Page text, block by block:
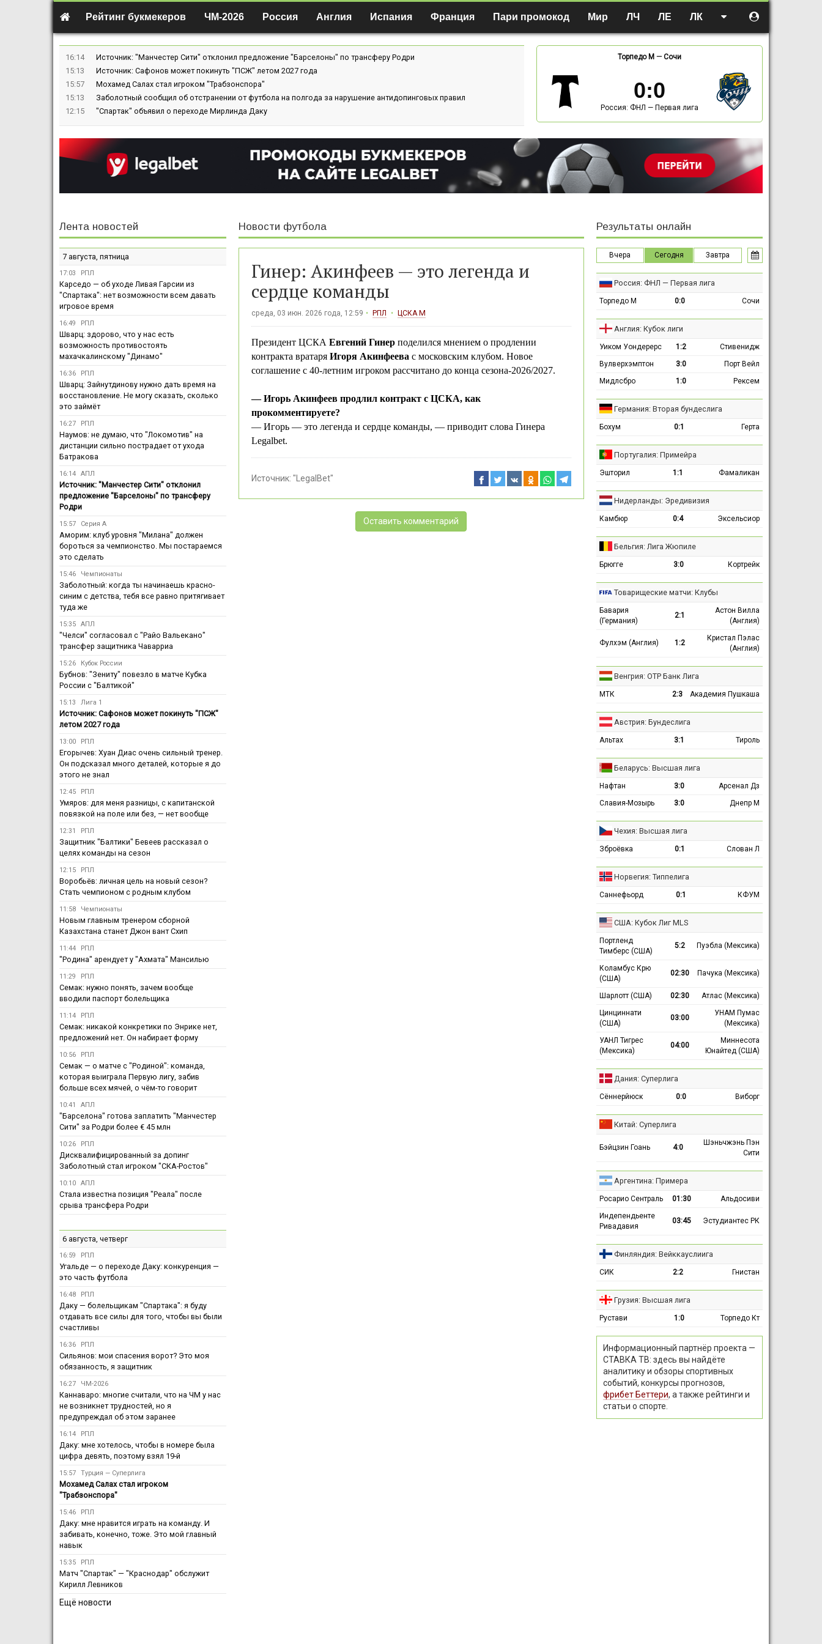
Рейтинг букмекеров ЧМ-2026 Россия Англия Испания Франция Пари промокод Мир ЛЧ ЛЕ ЛК
16:14
Источник: "Манчестер Сити" отклонил предложение "Барселоны" по трансферу Родри
15:13
Источник: Сафонов может покинуть "ПСЖ" летом 2027 года
15:57
Мохамед Салах стал игроком "Трабзонспора"
15:13
Заболотный сообщил об отстранении от футбола на полгода за нарушение антидопинговых правил
12:15
"Спартак" объявил о переходе Мирлинда Даку
Торпедо М — Сочи
0:0
Россия: ФНЛ — Первая лига
Новости футбола
Гинер: Акинфеев — это легенда и
сердце команды
среда, 03 июн. 2026 года, 12:59 РПЛ ЦСКА М
Президент ЦСКА Евгений Гинерподелился мнением о продлении
контракта вратаряИгоря Акинфеева с московским клубом. Новое
соглашение с 40-летним игроком рассчитано до конца сезона-2026/2027.
— Игорь Акинфеев продлил контракт с ЦСКА, как
прокомментируете?
— Игорь — это легенда и сердце команды, — приводит слова Гинера
Legalbet.
Источник: "LegalBet"
Оставить комментарий
Лента новостей
7 августа, пятница
17:03 РПЛ
Карседо — об уходе Ливая Гарсии из
"Спартака": нет возможности всем давать
игровое время
16:49 РПЛ
Шварц: здорово, что у нас есть
возможность противостоять
махачкалинскому "Динамо"
16:36 РПЛ
Шварц: Зайнутдинову нужно дать время на
восстановление. Не могу сказать, сколько
это займёт
16:27 РПЛ
Наумов: не думаю, что "Локомотив" на
дистанции сильно пострадает от ухода
Батракова
16:14 АПЛ
Источник: "Манчестер Сити" отклонил
предложение "Барселоны" по трансферу
Родри
15:57 Серия А
Аморим: клуб уровня "Милана" должен
бороться за чемпионство. Мы постараемся
это сделать
15:46 Чемпионаты
Заболотный: когда ты начинаешь красно-
синим с детства, тебя все равно притягивает
туда же
15:35 АПЛ
"Челси" согласовал с "Райо Вальекано"
трансфер защитника Чаварриа
15:26 Кубок России
Бубнов: "Зениту" повезло в матче Кубка
России с "Балтикой"
15:13 Лига 1
Источник: Сафонов может покинуть "ПСЖ"
летом 2027 года
13:00 РПЛ
Егорычев: Хуан Диас очень сильный тренер.
Он подсказал много деталей, которые я до
этого не знал
12:45 РПЛ
Умяров: для меня разницы, с капитанской
повязкой на поле или без, — нет вообще
12:31 РПЛ
Защитник "Балтики" Бевеев рассказал о
целях команды на сезон
12:15 РПЛ
Воробьёв: личная цель на новый сезон?
Стать чемпионом с родным клубом
11:58 Чемпионаты
Новым главным тренером сборной
Казахстана станет Джон вант Схип
11:44 РПЛ
"Родина" арендует у "Ахмата" Мансилью
11:29 РПЛ
Семак: нужно понять, зачем вообще
вводили паспорт болельщика
11:14 РПЛ
Семак: никакой конкретики по Энрике нет,
предложений нет. Он набирает форму
10:56 РПЛ
Семак — о матче с "Родиной": команда,
которая выиграла Первую лигу, забив
больше всех мячей, о чём-то говорит
10:41 АПЛ
"Барселона" готова заплатить "Манчестер
Сити" за Родри более € 45 млн
10:26 РПЛ
Дисквалифицированный за допинг
Заболотный стал игроком "СКА-Ростов"
10:10 АПЛ
Стала известна позиция "Реала" после
срыва трансфера Родри
6 августа, четверг
16:59 РПЛ
Угальде — о переходе Даку: конкуренция —
это часть футбола
16:48 РПЛ
Даку — болельщикам "Спартака": я буду
отдавать все силы для того, чтобы вы были
счастливы
16:36 РПЛ
Сильянов: мои спасения ворот? Это моя
обязанность, я защитник
16:27 ЧМ-2026
Каннаваро: многие считали, что на ЧМ у нас
не возникнет трудностей, но я
предупреждал об этом заранее
16:14 РПЛ
Даку: мне хотелось, чтобы в номере была
цифра девять, поэтому взял 19-й
15:57 Турция — Суперлига
Мохамед Салах стал игроком
"Трабзонспора"
15:46 РПЛ
Даку: мне нравится играть на команду. И
забивать, конечно, тоже. Это мой главный
навык
15:35 РПЛ
Матч "Спартак" — "Краснодар" обслужит
Кирилл Левников
Ещё новости
Результаты онлайн
Вчера Сегодня Завтра
Россия: ФНЛ — Первая лига
Торпедо М 0:0 Сочи
Англия: Кубок лиги
Уиком Уондерерс 1:2
Стивенидж
Вулверхэмптон
3:0
Порт Вейл
Мидлсбро
1:0 Рексем
Германия: Вторая бундеслига
Бохум 0:1 Герта
Португалия: Примейра
Эшторил 1:1 Фамаликан
Нидерланды: Эредивизия
Камбюр 0:4 Эксельсиор
Бельгия: Лига Жюпиле
Брюгге 3:0 Кортрейк
Товарищеские матчи: Клубы
Бавария
(Германия)
2:1
Астон Вилла
(Англия)
Фулхэм (Англия) 1:2
Кристал Пэлас
(Англия)
Венгрия: ОТР Банк Лига
МТК 2:3 Академия Пушкаша
Австрия: Бундеслига
Альтах 3:1 Тироль
Беларусь: Высшая лига
Нафтан 3:0
Арсенал Дз
Славия-Мозырь
3:0 Днепр М
Чехия: Высшая лига
Зброёвка 0:1 Слован Л
Норвегия: Типпелига
Саннефьорд 0:1 КФУМ
США: Кубок Лиг MLS
Портленд
Тимберс (США)
5:2 Пуэбла (Мексика)
Коламбус Крю
(США)
02:30 Пачука (Мексика)
Шарлотт (США) 02:30
Атлас (Мексика)
Цинциннати
(США)
03:00
УНАМ Пумас
(Мексика)
УАНЛ Тигрес
(Мексика)
04:00
Миннесота
Юнайтед (США)
Дания: Суперлига
Сённерйюск 0:0 Виборг
Китай: Суперлига
Бэйцзин Гоань 4:0
Шэньчжэнь Пэн
Сити
Аргентина: Примера
Росарио Сентраль 01:30
Альдосиви
Индепендьенте
Ривадавия
03:45 Эстудиантес РК
Финляндия: Вейккауслиига
СИК 2:2 Гнистан
Грузия: Высшая лига
Рустави 1:0 Торпедо Кт
Информационный партнёр проекта —
СТАВКА ТВ: здесь вы найдёте
аналитику и обзоры спортивных
событий, конкурсы прогнозов,
фрибет Беттери, а также рейтинги и
статьи о спорте.